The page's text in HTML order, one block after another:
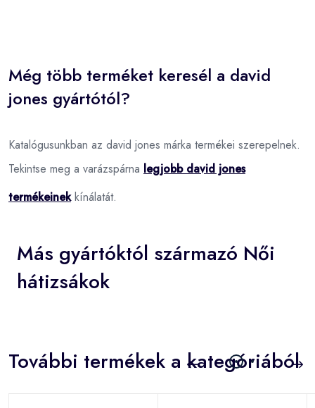
Még több terméket keresél a david
jones gyártótól?
Katalógusunkban az david jones márka termékei szerepelnek.
Tekintse meg a varázspárna legjobb david jones
termékeinekkínálatát.
Más gyártóktól származó Női
hátizsákok
További termékek a kategóriából